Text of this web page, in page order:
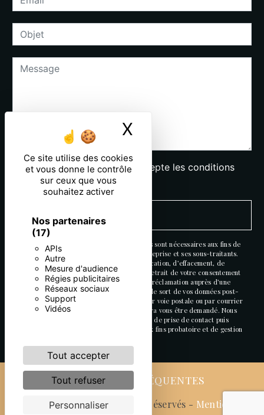
Ce site utilise des cookies
et vous donne le contrôle
sur ceux que vous
souhaitez activer
Nos partenaires
(17)
APIs
Autre
Mesure d'audience
Régies publicitaires
Réseaux sociaux
Support
Vidéos
Tout accepter
Tout refuser
Personnaliser
X
En cochant cette case, j'accepte les conditions
particulières ci-dessous **
** Les données personnelles communiquées sont nécessaires aux fins de
vous contacter. Elles sont destinées à l'entreprise et ses sous-traitants.
Vous disposez de droits d’accès, de rectification, d’effacement, de
portabilité, de limitation, d’opposition, de retrait de votre consentement
à tout moment et du droit d’introduire une réclamation auprès d’une
autorité de contrôle, ainsi que d’organiser le sort de vos données post-
mortem. Vous pouvez exercer ces droits par voie postale ou par courrier
électronique. Un justificatif d'identité pourra vous être demandé. Nous
conservons vos données pendant la période de prise de contact puis
pendant la durée de prescription légale aux fins probatoire et de gestion
RECHERCHES FRÉQUENTES
Vistalid- 2026 - Tous droits réservés - Mentions